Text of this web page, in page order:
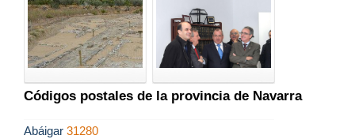
Códigos postales de la provincia de Navarra
Abáigar 31280